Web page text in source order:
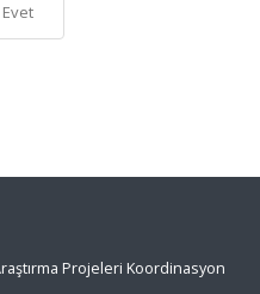
Evet
Projeleri Koordinasyon